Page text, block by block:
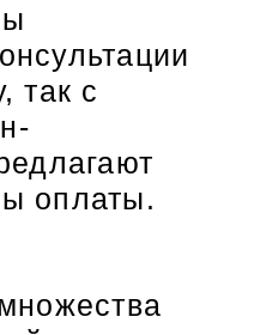
так с
оплаты.